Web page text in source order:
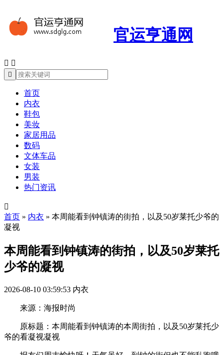
官运亨通网
 

首页
内衣
鞋包
美妆
家居用品
数码
文体车品
女装
男装
热门资讯

首页 » 内衣 » 本周能看到钟镇涛的街拍，以及50岁莱托少爷的
凝视
本周能看到钟镇涛的街拍，以及50岁莱托
少爷的凝视
2026-08-10 03:59:53 内衣
来源：海报时尚
原标题：本周能看到钟镇涛的本周街拍，以及50岁莱托少
爷的看凝视凝视